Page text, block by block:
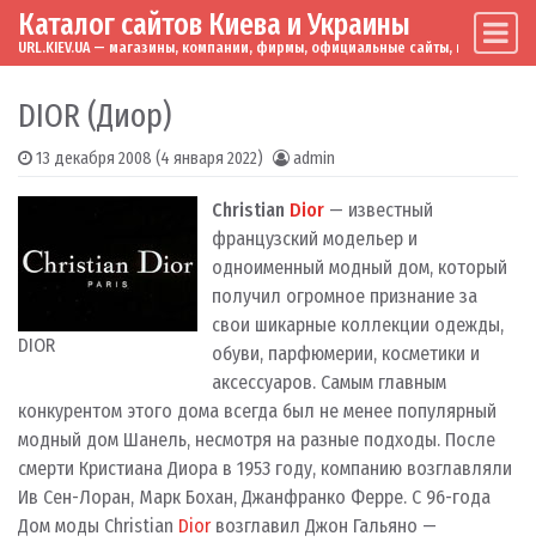
Skip to content
Main Navigation
Каталог сайтов Киева и Украины
URL.KIEV.UA — магазины, компании, фирмы, официальные сайты, мировые
DIOR (Диор)
13 декабря 2008 (4 января 2022) admin
DIOR
Christian Dior — известный
французский модельер и
одноименный модный дом, который
получил огромное признание за
свои шикарные коллекции одежды,
обуви, парфюмерии, косметики и
аксессуаров. Самым главным
конкурентом этого дома всегда был не менее популярный
модный дом Шанель, несмотря на разные подходы. После
смерти Кристиана Диора в 1953 году, компанию возглавляли
Ив Сен-Лоран, Марк Бохан, Джанфранко Ферре. С 96-года
Дом моды Christian Diorвозглавил Джон Гальяно —